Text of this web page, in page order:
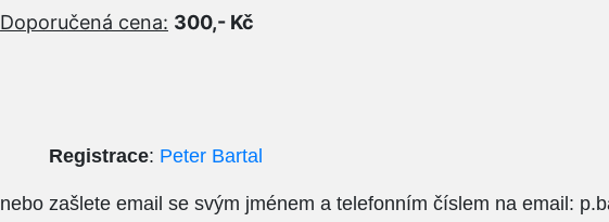
Doporučená cena: 300,- Kč
Registrace: Peter Bartal
nebo zašlete email se svým jménem a telefonním číslem na email: